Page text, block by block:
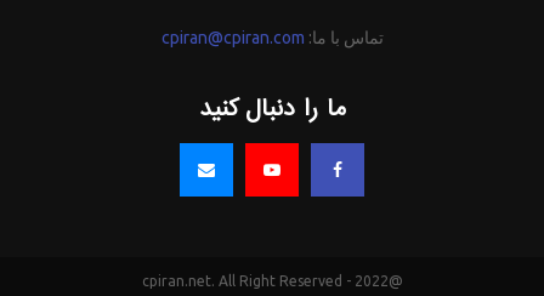
تماس با ما: cpiran@cpiran.com
ما را دنبال کنید
@2022 - cpiran.net. All Right Reserved